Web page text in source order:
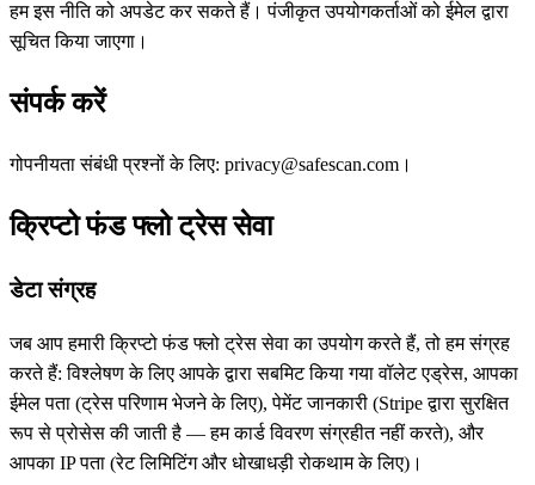
हम इस नीति को अपडेट कर सकते हैं। पंजीकृत उपयोगकर्ताओं को ईमेल द्वारा
सूचित किया जाएगा।
संपर्क करें
गोपनीयता संबंधी प्रश्नों के लिए: privacy@safescan.com।
क्रिप्टो फंड फ्लो ट्रेस सेवा
डेटा संग्रह
जब आप हमारी क्रिप्टो फंड फ्लो ट्रेस सेवा का उपयोग करते हैं, तो हम संग्रह
करते हैं: विश्लेषण के लिए आपके द्वारा सबमिट किया गया वॉलेट एड्रेस, आपका
ईमेल पता (ट्रेस परिणाम भेजने के लिए), पेमेंट जानकारी (Stripe द्वारा सुरक्षित
रूप से प्रोसेस की जाती है — हम कार्ड विवरण संग्रहीत नहीं करते), और
आपका IP पता (रेट लिमिटिंग और धोखाधड़ी रोकथाम के लिए)।